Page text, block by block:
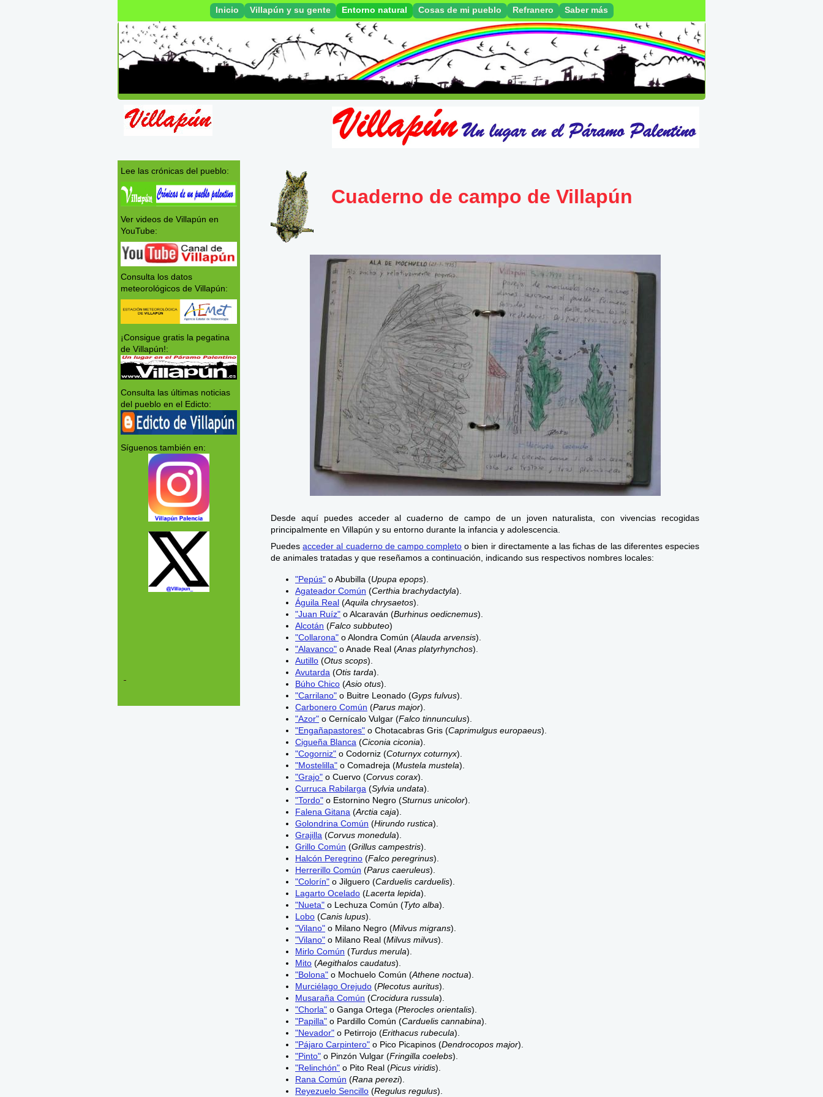
Inicio Villapún y su gente Entorno natural Cosas de mi pueblo Refranero Saber más
Lee las crónicas del pueblo:
Ver videos de Villapún en
YouTube:
Consulta los datos
meteorológicos de Villapún:
¡Consigue gratis la pegatina
de Villapún!:
Consulta las últimas noticias
del pueblo en el Edicto:
Síguenos también en:
Cuaderno de campo de Villapún
Desde aquí puedes acceder al cuaderno de campo de un joven naturalista, con vivencias recogidas
principalmente en Villapún y su entorno durante la infancia y adolescencia.
Puedesacceder al cuaderno de campo completo o bien ir directamente a las fichas de las diferentes especies
de animales tratadas y que reseñamos a continuación, indicando sus respectivos nombres locales:
"Pepús" o Abubilla (Upupa epops).
Agateador Común (Certhia brachydactyla).
Águila Real (Aquila chrysaetos).
"Juan Ruíz" o Alcaraván (Burhinus oedicnemus).
Alcotán (Falco subbuteo)
"Collarona" o Alondra Común (Alauda arvensis).
"Alavanco" o Anade Real (Anas platyrhynchos).
Autillo (Otus scops).
Avutarda (Otis tarda).
Búho Chico (Asio otus).
"Carrilano" o Buitre Leonado (Gyps fulvus).
Carbonero Común (Parus major).
"Azor" o Cernícalo Vulgar (Falco tinnunculus).
"Engañapastores" o Chotacabras Gris (Caprimulgus europaeus).
Cigueña Blanca (Ciconia ciconia).
"Cogorniz" o Codorniz (Coturnyx coturnyx).
"Mostelilla" o Comadreja (Mustela mustela).
"Grajo" o Cuervo (Corvus corax).
Curruca Rabilarga (Sylvia undata).
"Tordo" o Estornino Negro (Sturnus unicolor).
Falena Gitana (Arctia caja).
Golondrina Común (Hirundo rustica).
Grajilla (Corvus monedula).
Grillo Común (Grillus campestris).
Halcón Peregrino (Falco peregrinus).
Herrerillo Común (Parus caeruleus).
"Colorín" o Jilguero (Carduelis carduelis).
Lagarto Ocelado (Lacerta lepida).
"Nueta" o Lechuza Común (Tyto alba).
Lobo (Canis lupus).
"Vilano" o Milano Negro (Milvus migrans).
"Vilano" o Milano Real (Milvus milvus).
Mirlo Común (Turdus merula).
Mito (Aegithalos caudatus).
"Bolona" o Mochuelo Común (Athene noctua).
Murciélago Orejudo (Plecotus auritus).
Musaraña Común (Crocidura russula).
"Chorla" o Ganga Ortega (Pterocles orientalis).
"Papilla" o Pardillo Común (Carduelis cannabina).
"Nevador" o Petirrojo (Erithacus rubecula).
"Pájaro Carpintero" o Pico Picapinos (Dendrocopos major).
"Pinto" o Pinzón Vulgar (Fringilla coelebs).
"Relinchón" o Pito Real (Picus viridis).
Rana Común (Rana perezi).
Reyezuelo Sencillo (Regulus regulus).